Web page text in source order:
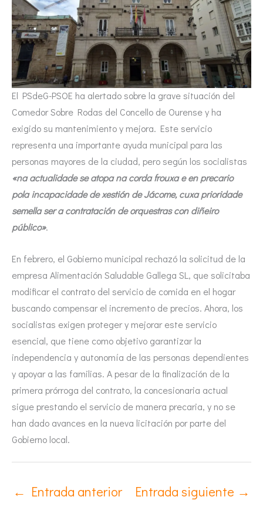
El PSdeG-PSOE ha alertado sobre la grave situación del
Comedor Sobre Rodas del Concello de Ourense y ha
exigido su mantenimiento y mejora. Este servicio
representa una importante ayuda municipal para las
personas mayores de la ciudad, pero según los socialistas
«na actualidade se atopa na corda frouxa e en precario
pola incapacidade de xestión de Jácome, cuxa prioridade
semella ser a contratación de orquestras con diñeiro
público».
En febrero, el Gobierno municipal rechazó la solicitud de la
empresa Alimentación Saludable Gallega SL, que solicitaba
modificar el contrato del servicio de comida en el hogar
buscando compensar el incremento de precios. Ahora, los
socialistas exigen proteger y mejorar este servicio
esencial, que tiene como objetivo garantizar la
independencia y autonomía de las personas dependientes
y apoyar a las familias. A pesar de la finalización de la
primera prórroga del contrato, la concesionaria actual
sigue prestando el servicio de manera precaria, y no se
han dado avances en la nueva licitación por parte del
Gobierno local.
← Entrada anterior Entrada siguiente →